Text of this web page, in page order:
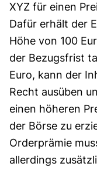
XYZ für einen
Dafür erhält der
Höhe von 100
der Bezugsfrist
Euro, kann der
Recht ausüben
einen höheren
der Börse zu
Orderprämie
allerdings